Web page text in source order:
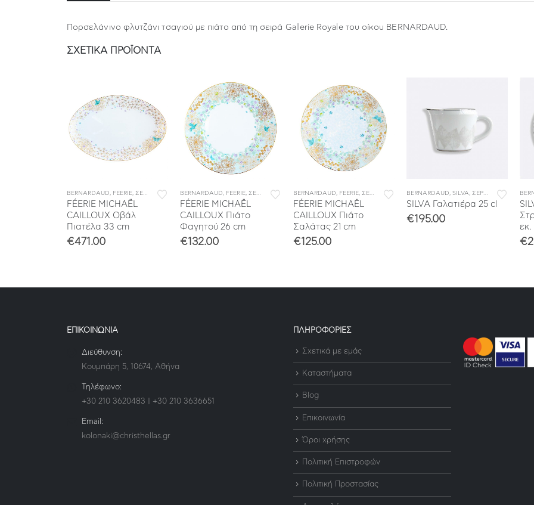
Πορσελάνινο φλυτζάνι τσαγιού με πιάτο από τη σειρά Gallerie Royale του οίκου BERNARDAUD.
ΣΧΕΤΙΚΆ ΠΡΟΪΌΝΤΑ
, ΣΕΡΒΙΤΣΙΑ ΦΑΓΗΤΟΥ
BERNARDAUD FEERIE ΣΕΡΒΙΤΣΙΑ ΠΟΡΣΕΛΑΝΗΣ , ΣΕΡΒΙΤΣΙΑ ΦΑΓΗΤΟΥ
FÉERIE MICHAËL
CAILLOUX Οβάλ
Πιατέλα 33 cm
€471.00
BERNARDAUD FEERIE ΣΕΡΒΙΤΣΙΑ ΠΟΡΣΕΛΑΝΗΣ , ΣΕΡΒΙΤΣΙΑ ΦΑΓΗΤΟΥ
FÉERIE MICHAËL
CAILLOUX Πιάτο
Φαγητού 26 cm
€132.00
BERNARDAUD FEERIE ΣΕΡΒΙΤΣΙΑ ΠΟΡΣΕΛΑΝΗΣ , ΣΕΡΒΙΤΣΙΑ ΦΑΓΗΤΟΥ
FÉERIE MICHAËL
CAILLOUX Πιάτο
Σαλάτας 21 cm
€125.00
BERNARDAUD SILVA ΣΕΡΒΙΤΣΙΑ ΠΟΡΣΕΛΑΝΗΣ
SILVA Γαλατιέρα 25 cl
€195.00
εκ.
€
ΕΠΙΚΟΙΝΩΝΙΑ
Διεύθυνση:
Κουμπάρη 5, 10674, Αθήνα
Τηλέφωνο:
+30 210 3620483 | +30 210 3636651
Email:
kolonaki@christhellas.gr
ΠΛΗΡΟΦΟΡΙΕΣ
Σχετικά με εμάς
Καταστήματα
Blog
Επικοινωνία
Όροι χρήσης
Πολιτική Επιστροφών
Πολιτική Προστασίας